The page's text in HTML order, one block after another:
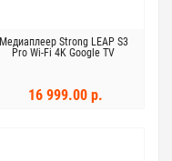
Медиаплеер Strong LEAP S3
Pro Wi-Fi 4K Google TV
16 999.00 р.